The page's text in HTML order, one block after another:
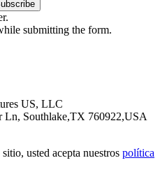
submitting the form.
US, LLC
Ln, Southlake,TX 760922,USA
usted acepta nuestros política